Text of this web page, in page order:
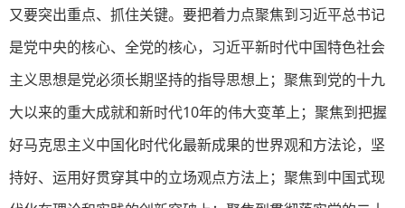
又要突出重点、抓住关键。要把着力点聚焦到习近平总书记
是党中央的核心、全党的核心，习近平新时代中国特色社会
主义思想是党必须长期坚持的指导思想上；聚焦到党的十九
大以来的重大成就和新时代10年的伟大变革上；聚焦到把握
好马克思主义中国化时代化最新成果的世界观和方法论，坚
持好、运用好贯穿其中的立场观点方法上；聚焦到中国式现